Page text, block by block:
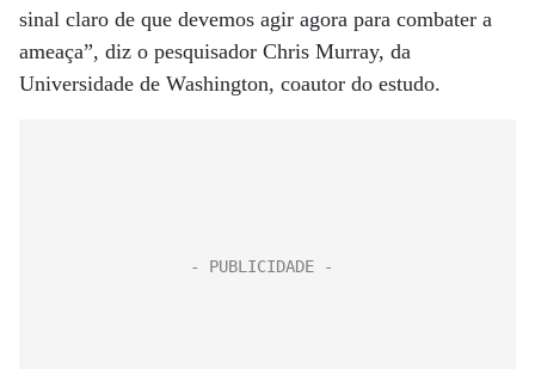
sinal claro de que devemos agir agora para combater a
ameaça”, diz o pesquisador Chris Murray, da
Universidade de Washington, coautor do estudo.